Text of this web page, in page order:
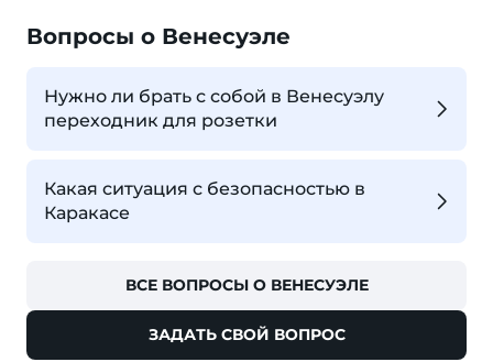
Вопросы о Венесуэле
Нужно ли брать с собой в Венесуэлу
переходник для розетки
Какая ситуация с безопасностью в
Каракасе
ВСЕ ВОПРОСЫ О ВЕНЕСУЭЛЕ
ЗАДАТЬ СВОЙ ВОПРОС